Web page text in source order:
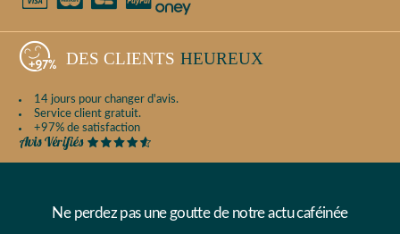
DES CLIENTS HEUREUX
14 jours pour changer d'avis.
Service client gratuit.
+97% de satisfaction
Ne perdez pas une goutte de notre actu caféinée